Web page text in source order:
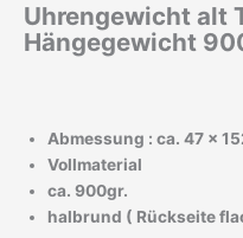
Uhrengewicht alt
Hängegewicht
Abmessung : ca. 47 x
Vollmaterial
ca. 900gr.
halbrund ( Rückseite